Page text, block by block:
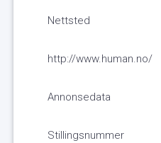
Nettsted
http://www.human.no/
Annonsedata
Stillingsnummer